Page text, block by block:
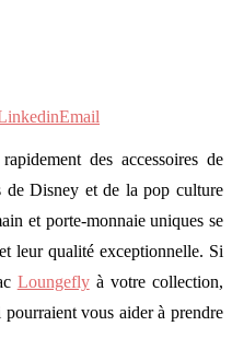
Email
des accessoires de
de Disney et de la pop culture
et porte-monnaie uniques se
leur qualité exceptionnelle. Si
Loungeflyà votre collection,
vous aider à prendre